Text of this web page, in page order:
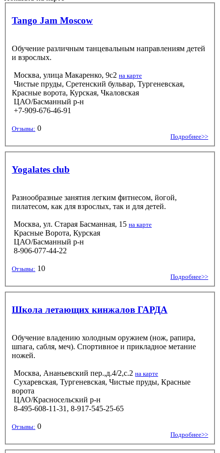
Tango Jam Moscow
Обучение различным танцевальным направлениям детей
и взрослых.
Москва, улица Макаренко, 9с2 на карте
Чистые пруды, Сретенский бульвар, Тургеневская,
Красные ворота, Курская, Чкаловская
ЦАО/Басманный р-н
+7-909-676-46-91
Отзывы: 0
Подробнее>>
Yogalates club
Разнообразные занятия легким фитнесом, йогой,
пилатесом, как для взрослых, так и для детей.
Москва, ул. Старая Басманная, 15 на карте
Красные Ворота, Курская
ЦАО/Басманный р-н
8-906-077-44-22
Отзывы: 10
Подробнее>>
Школа летающих кинжалов ГАРДА
Обучение владению холодным оружием (нож, рапира,
шпага, сабля, меч). Спортивное и прикладное метание
ножей.
Москва, Ананьевский пер.,д.4/2,с.2 на карте
Сухаревская, Тургеневская, Чистые пруды, Красные
ворота
ЦАО/Красносельский р-н
8-495-608-11-31, 8-917-545-25-65
Отзывы: 0
Подробнее>>